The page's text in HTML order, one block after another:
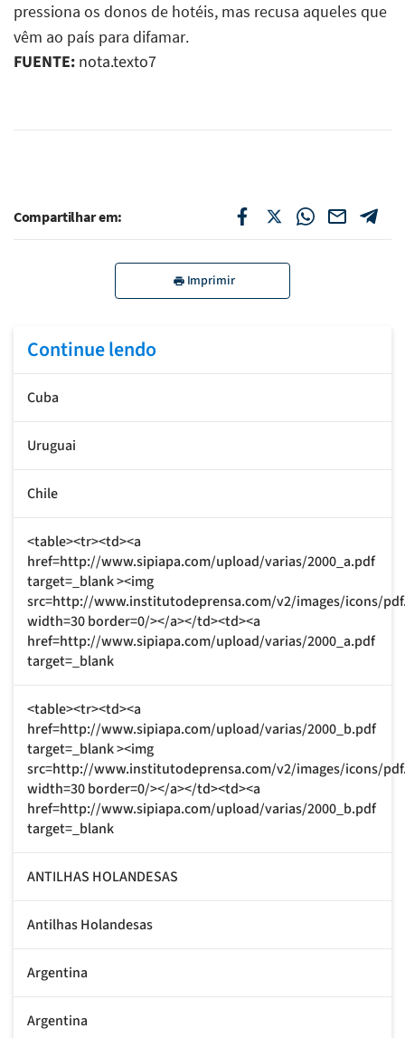
FUENTE: nota.texto7
Compartilhar em:
Imprimir
Continue lendo
Cuba
Uruguai
Chile
<table><tr><td><a
href=http://www.sipiapa.com/upload/varias/2000_a.pdf
target=_blank ><img
src=http://www.institutodeprensa.com/v2/images/icons/
width=30 border=0/></a></td><td><a
href=http://www.sipiapa.com/upload/varias/2000_a.pdf
target=_blank
<table><tr><td><a
href=http://www.sipiapa.com/upload/varias/2000_b.pdf
target=_blank ><img
src=http://www.institutodeprensa.com/v2/images/icons/
width=30 border=0/></a></td><td><a
href=http://www.sipiapa.com/upload/varias/2000_b.pdf
target=_blank
ANTILHAS HOLANDESAS
Antilhas Holandesas
Argentina
Argentina